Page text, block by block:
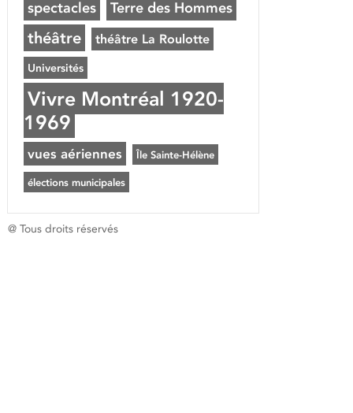
spectacles Terre des Hommes
théâtre théâtre La Roulotte
Universités
Vivre Montréal 1920-
1969
vues aériennes Île Sainte-Hélène
élections municipales
@ Tous droits réservés